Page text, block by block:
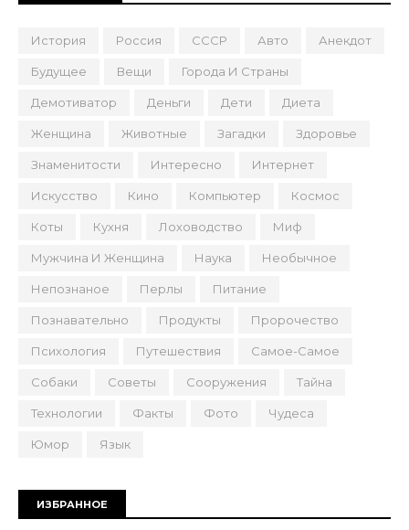
История Россия СССР Авто Анекдот
Будущее Вещи Города И Страны
Демотиватор Деньги Дети Диета
Женщина Животные Загадки Здоровье
Знаменитости Интересно Интернет
Искусство Кино Компьютер Космос
Коты Кухня Лоховодство Миф
Мужчина И Женщина Наука Необычное
Непознаное Перлы Питание
Познавательно Продукты Пророчество
Психология Путешествия Самое-Самое
Собаки Советы Сооружения Тайна
Технологии Факты Фото Чудеса
Юмор Язык
ИЗБРАННОЕ